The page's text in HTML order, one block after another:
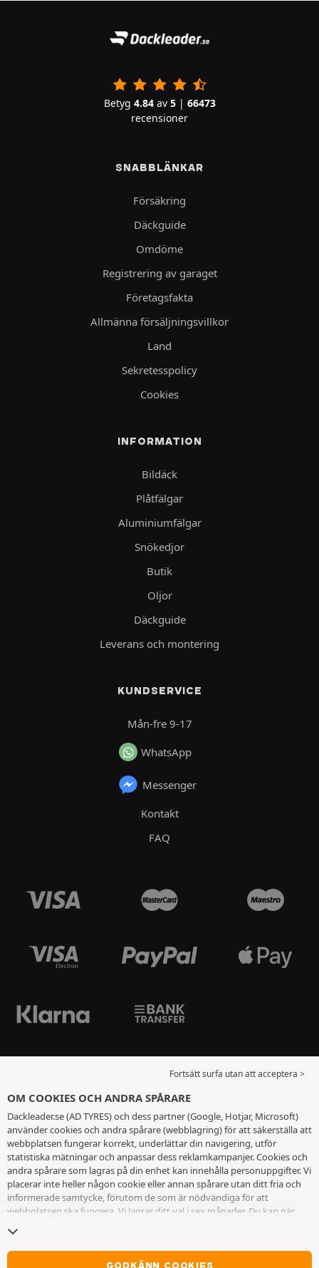
Betyg 4.84av 5| 66473
recensioner
SNABBLÄNKAR
Försäkring
Däckguide
Omdöme
Registrering av garaget
Företagsfakta
Allmänna försäljningsvillkor
Land
Sekretesspolicy
Cookies
INFORMATION
Bildäck
Plåtfälgar
Aluminiumfälgar
Snökedjor
Butik
Oljor
Däckguide
Leverans och montering
KUNDSERVICE
Mån-fre 9-17
WhatsApp
Messenger
Kontakt
FAQ
Fortsätt surfa utan att acceptera >
OM COOKIES OCH ANDRA SPÅRARE
Dackleader.se (AD TYRES) och dess partner (Google, Hotjar, Microsoft)
använder cookies och andra spårare (webblagring) för att säkerställa att
webbplatsen fungerar korrekt, underlättar din navigering, utför
statistiska mätningar och anpassar dess reklamkampanjer. Cookies och
andra spårare som lagras på din enhet kan innehålla personuppgifter. Vi
placerar inte heller någon cookie eller annan spårare utan ditt fria och
informerade samtycke, förutom de som är nödvändiga för att
webbplatsen ska fungera. Vi lagrar ditt val i sex månader. Du kan när
andra spårare
cookies eller andra spårare. Vägran hindrar inte tillgång till tjänsterna
AD TYRES. För ytterligare information hänvisar vi till
GODKÄNN COOKIES